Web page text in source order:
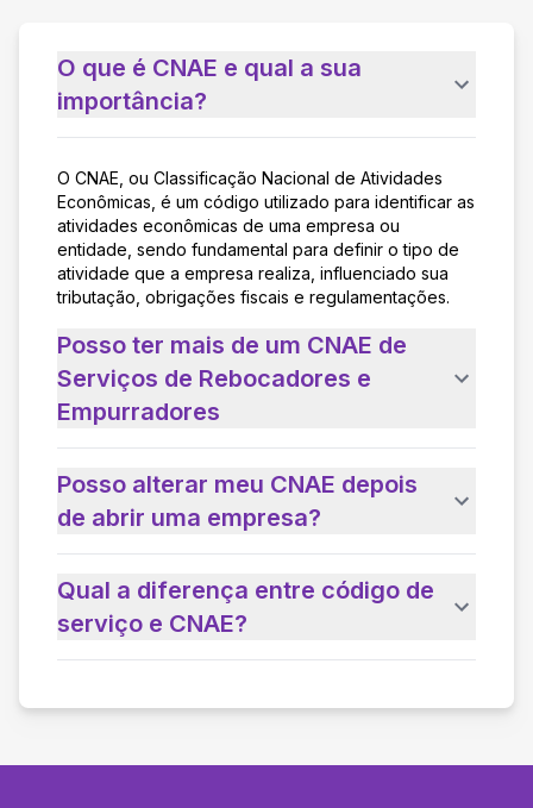
O que é CNAE e qual a sua
importância?
O CNAE, ou Classificação Nacional de Atividades
Econômicas, é um código utilizado para identificar as
atividades econômicas de uma empresa ou
entidade, sendo fundamental para definir o tipo de
atividade que a empresa realiza, influenciado sua
tributação, obrigações fiscais e regulamentações.
Posso ter mais de um CNAE de
Serviços de Rebocadores e
Empurradores
Posso alterar meu CNAE depois
de abrir uma empresa?
Qual a diferença entre código de
serviço e CNAE?